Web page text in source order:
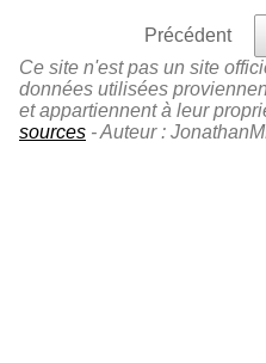
Précédent
Ce site n'est pas un site
données utilisées
et appartiennent à leur
sources - Auteur :